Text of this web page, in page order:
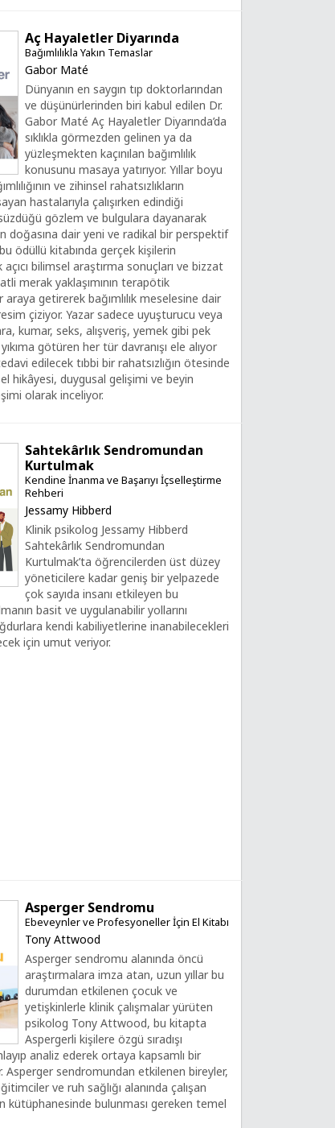
Aç Hayaletler Diyarında
Bağımlılıkla Yakın Temaslar
Gabor Maté
Dünyanın en saygın tıp doktorlarından
ve düşünürlerinden biri kabul edilen Dr.
Gabor Maté Aç Hayaletler Diyarında’da
sıklıkla görmezden gelinen ya da
yüzleşmekten kaçınılan bağımlılık
konusunu masaya yatırıyor. Yıllar boyu
ve zihinsel rahatsızlıkların
hastalarıyla çalışırken edindiği
gözlem ve bulgulara dayanarak
doğasına dair yeni ve radikal bir perspektif
ödüllü kitabında gerçek kişilerin
açıcı bilimsel araştırma sonuçları ve bizzat
merak yaklaşımının terapötik
getirerek bağımlılık meselesine dair
çiziyor. Yazar sadece uyuşturucu veya
kumar, seks, alışveriş, yemek gibi pek
götüren her tür davranışı ele alıyor
edilecek tıbbi bir rahatsızlığın ötesinde
hikâyesi, duygusal gelişimi ve beyin
olarak inceliyor.
Sahtekârlık Sendromundan
Kurtulmak
Kendine İnanma ve Başarıyı İçselleştirme
Rehberi
Jessamy Hibberd
Klinik psikolog Jessamy Hibberd
Sahtekârlık Sendromundan
Kurtulmak’ta öğrencilerden üst düzey
yöneticilere kadar geniş bir yelpazede
çok sayıda insanı etkileyen bu
basit ve uygulanabilir yollarını
kendi kabiliyetlerine inanabilecekleri
için umut veriyor.
Asperger Sendromu
Ebeveynler ve Profesyoneller İçin El Kitabı
Tony Attwood
Asperger sendromu alanında öncü
araştırmalara imza atan, uzun yıllar bu
durumdan etkilenen çocuk ve
yetişkinlerle klinik çalışmalar yürüten
psikolog Tony Attwood, bu kitapta
Aspergerli kişilere özgü sıradışı
analiz ederek ortaya kapsamlı bir
Asperger sendromundan etkilenen bireyler,
ve ruh sağlığı alanında çalışan
kütüphanesinde bulunması gereken temel